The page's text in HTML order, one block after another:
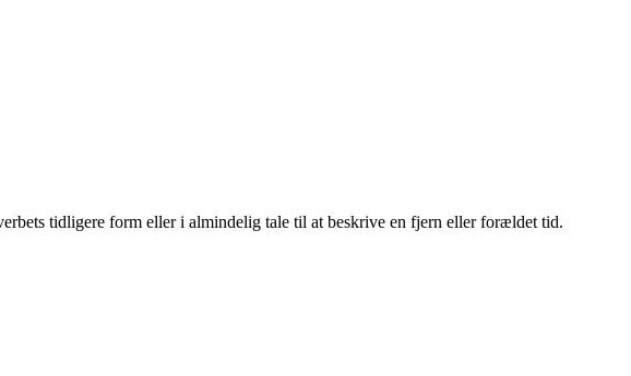
tidligere form eller i almindelig tale til at beskrive en fjern eller forældet tid.